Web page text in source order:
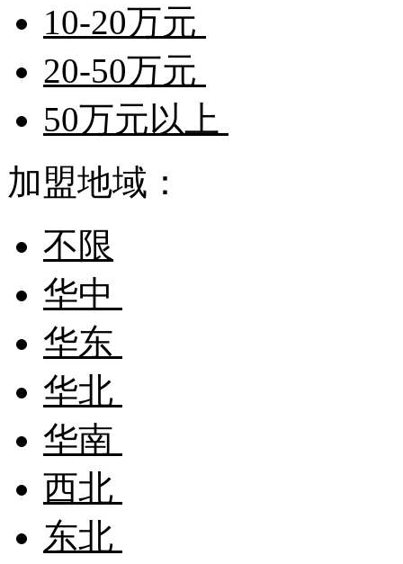
10-20万元
20-50万元
50万元以上
加盟地域：
不限
华中
华东
华北
华南
西北
东北